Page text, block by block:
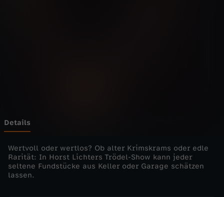
s
-
d
Details
Wertvoll oder wertlos? Ob alter Krimskrams oder edle
Rarität: In Horst Lichters Trödel-Show kann jeder
seltene Fundstücke aus Keller oder Garage schätzen
lassen.